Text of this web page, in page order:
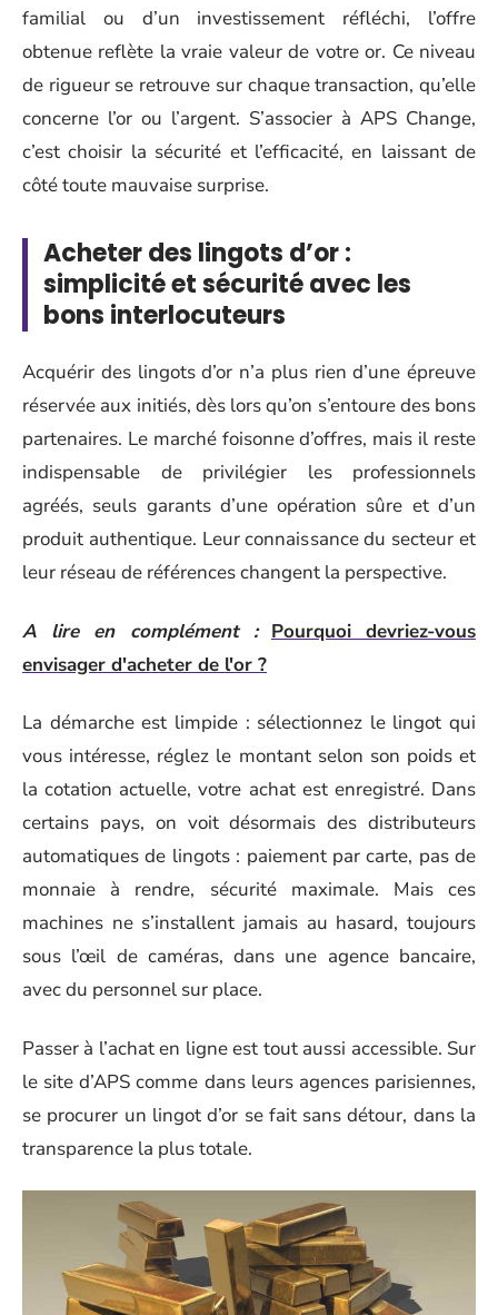
familial ou d’un investissement réfléchi, l’offre
obtenue reflète la vraie valeur de votre or. Ce niveau
de rigueur se retrouve sur chaque transaction, qu’elle
concerne l’or ou l’argent. S’associer à APS Change,
c’est choisir la sécurité et l’efficacité, en laissant de
côté toute mauvaise surprise.
Acheter des lingots d’or :
simplicité et sécurité avec les
bons interlocuteurs
Acquérir des lingots d’or n’a plus rien d’une épreuve
réservée aux initiés, dès lors qu’on s’entoure des bons
partenaires. Le marché foisonne d’offres, mais il reste
indispensable de privilégier les professionnels
agréés, seuls garants d’une opération sûre et d’un
produit authentique. Leur connaissance du secteur et
leur réseau de références changent la perspective.
A lire en complément : Pourquoi devriez-vous
envisager d'acheter de l'or ?
La démarche est limpide : sélectionnez le lingot qui
vous intéresse, réglez le montant selon son poids et
la cotation actuelle, votre achat est enregistré. Dans
certains pays, on voit désormais des distributeurs
automatiques de lingots : paiement par carte, pas de
monnaie à rendre, sécurité maximale. Mais ces
machines ne s’installent jamais au hasard, toujours
sous l’œil de caméras, dans une agence bancaire,
avec du personnel sur place.
Passer à l’achat en ligne est tout aussi accessible. Sur
le site d’APS comme dans leurs agences parisiennes,
se procurer un lingot d’or se fait sans détour, dans la
transparence la plus totale.